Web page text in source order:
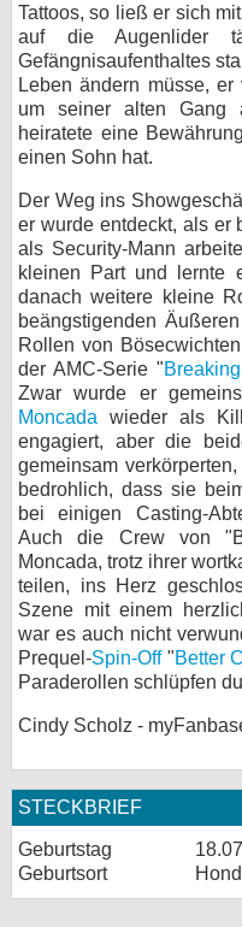
Tattoos, so ließ er sich
auf die Augenlider
Gefängnisaufenthaltes
Leben ändern müsse,
um seiner alten Gang
heiratete eine
einen Sohn hat.
Der Weg ins
er wurde entdeckt, als er
als Security-Mann
kleinen Part und lernte
danach weitere kleine
beängstigenden
Rollen von
der AMC-Serie "
Zwar wurde er
Moncada wieder als
engagiert, aber die
gemeinsam
bedrohlich, dass sie
bei einigen Casting-
Auch die Crew von
Moncada, trotz ihrer
teilen, ins Herz
Szene mit einem
war es auch nicht
Prequel-Spin-Off"Better
Paraderollen schlüpfen
Cindy Scholz -
STECKBRIEF
Geburtstag
Geburtsort